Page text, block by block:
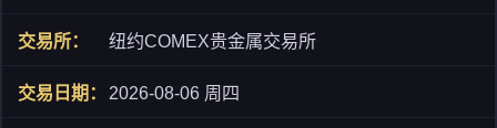
纽约COMEX贵金属交易所
2026-08-06 周四